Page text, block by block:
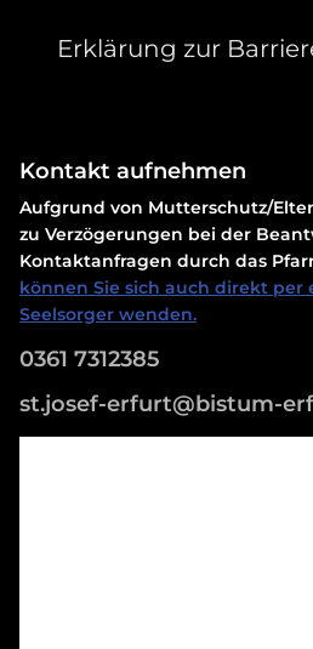
Erklärung zur
Kontakt aufnehmen
Aufgrund von Mutterschutz/
zu Verzögerungen bei der
Kontaktanfragen durch das
können Sie sich auch direkt per
Seelsorger wenden.
0361 7312385
st.josef-erfurt@bistum-